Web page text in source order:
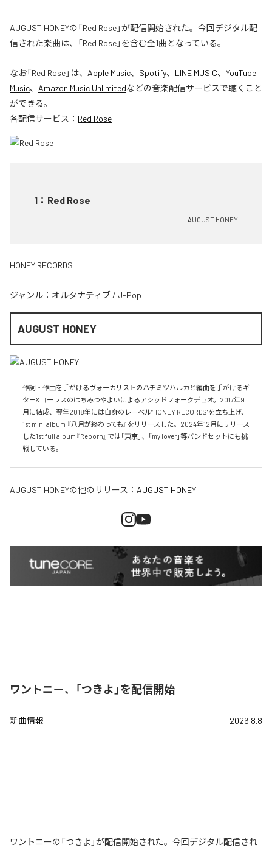
AUGUST HONEYの「Red Rose」が配信開始された。今回デジタル配
信された楽曲は、「Red Rose」を含む全1曲となっている。
なお「Red Rose」は、 Apple Music、 Spotify、 LINE MUSIC、 YouTube
Music、 Amazon Music Unlimitedなどの音楽配信サービスで聴くこと
ができる。
各配信サービス： Red Rose
1 ： Red Rose
AUGUST HONEY
HONEY RECORDS
ジャンル： オルタナティブ / J-Pop
AUGUST HONEY
作詞・作曲を手がけるヴォーカリストのハチミツハルカと編曲を手がけるギ
ター&コーラスのはちみつやよいによるアシッドフォークデュオ。2017年9
月に結成、翌年2018年には自身のレーベル”HONEY RECORDS"を立ち上げ、
1st mini album 『八月が終わっても』をリリースした。2024年12月にリリース
した1st full album『Reborn』では「東京」、「my lover」等バンドセットにも挑
戦している。
AUGUST HONEYの他のリリース： AUGUST HONEY
ワントニー、「つきよ」を配信開始
新曲情報 2026.8.8
ワントニーの「つきよ」が配信開始された。今回デジタル配信され